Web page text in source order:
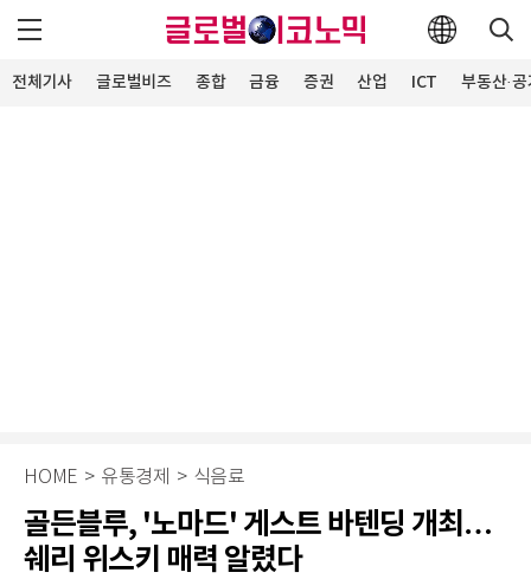
전체기사 글로벌비즈 종합 금융 증권 산업 ICT 부동산·
HOME > 유통경제 > 식음료
골든블루, '노마드' 게스트 바텐딩 개최…
쉐리 위스키 매력 알렸다